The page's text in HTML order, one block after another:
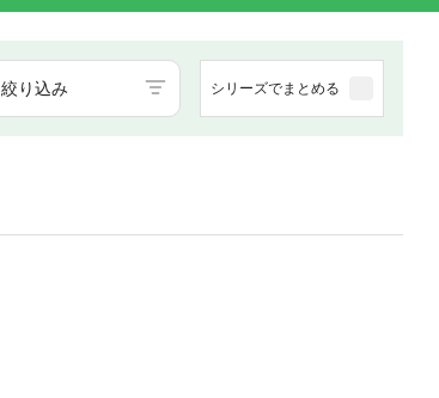
絞り込み シリーズでまとめる